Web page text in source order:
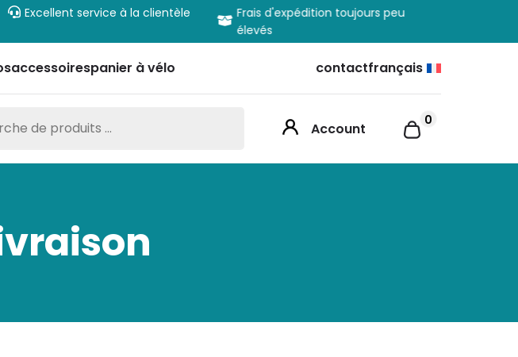
Excellent service à la clientèle
Frais d'expédition toujours peu
élevés
accessoirespanier à vélo contactfrançais
Account 0